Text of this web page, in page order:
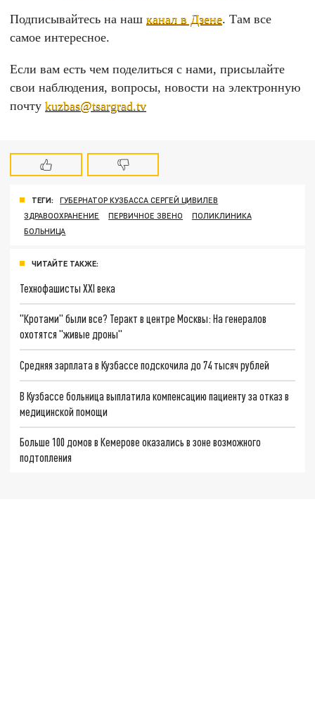
Подписывайтесь на нашканал в Дзене. Там все
самое интересное.
Если вам есть чем поделиться с нами, присылайте
свои наблюдения, вопросы, новости на электронную
почтуkuzbas@tsargrad.tv
ТЕГИ:
ГУБЕРНАТОР КУЗБАССА СЕРГЕЙ ЦИВИЛЕВ
ЗДРАВООХРАНЕНИЕ
ПЕРВИЧНОЕ ЗВЕНО
ПОЛИКЛИНИКА
БОЛЬНИЦА
ЧИТАЙТЕ ТАКЖЕ:
Технофашисты XXI века
"Кротами" были все? Теракт в центре Москвы: На генералов
охотятся "живые дроны"
Средняя зарплата в Кузбассе подскочила до 74 тысяч рублей
В Кузбассе больница выплатила компенсацию пациенту за отказ в
медицинской помощи
Больше 100 домов в Кемерове оказались в зоне возможного
подтопления